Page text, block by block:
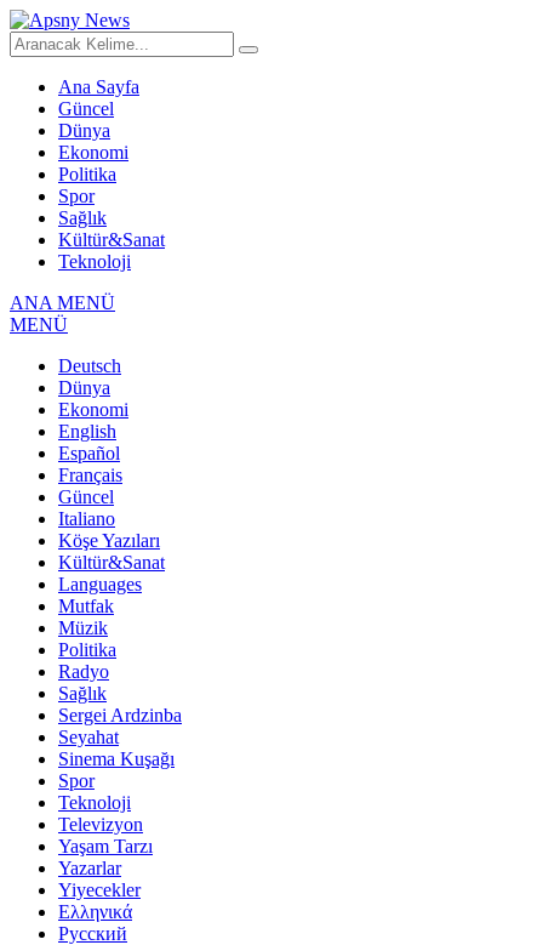
Ana Sayfa
Güncel
Dünya
Ekonomi
Politika
Spor
Sağlık
Kültür&Sanat
Teknoloji
ANA MENÜ
MENÜ
Deutsch
Dünya
Ekonomi
English
Español
Français
Güncel
Italiano
Köşe Yazıları
Kültür&Sanat
Languages
Mutfak
Müzik
Politika
Radyo
Sağlık
Sergei Ardzinba
Seyahat
Sinema Kuşağı
Spor
Teknoloji
Televizyon
Yaşam Tarzı
Yazarlar
Yiyecekler
Ελληνικά
Русский